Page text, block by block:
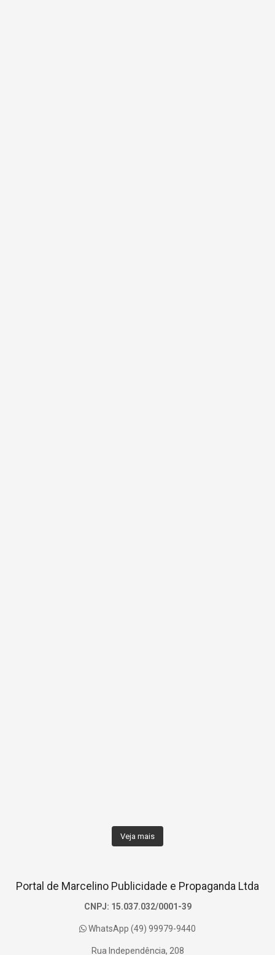
Veja mais
Portal de Marcelino Publicidade e Propaganda Ltda
CNPJ: 15.037.032/0001-39
WhatsApp (49) 99979-9440
Rua Independência, 208